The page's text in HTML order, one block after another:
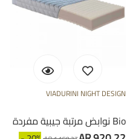
VIADURINI NIGHT DESIGN
نوابض مرتبة جيبية مفردة Bio